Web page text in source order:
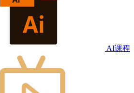
AI课程